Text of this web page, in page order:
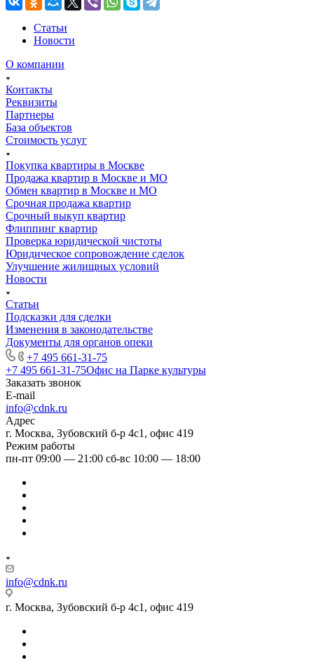
Статьи
Новости
О компании
Контакты
Реквизиты
Партнеры
База объектов
Стоимость услуг
Покупка квартиры в Москве
Продажа квартир в Москве и МО
Обмен квартир в Москве и МО
Срочная продажа квартир
Срочный выкуп квартир
Флиппинг квартир
Проверка юридической чистоты
Юридическое сопровождение сделок
Улучшение жилищных условий
Новости
Статьи
Подсказки для сделки
Изменения в законодательстве
Документы для органов опеки
+7 495 661-31-75
+7 495 661-31-75Офис на Парке культуры
Заказать звонок
E-mail
info@cdnk.ru
Адрес
г. Москва, Зубовский б-р 4с1, офис 419
Режим работы
пн-пт 09:00 — 21:00 сб-вс 10:00 — 18:00
info@cdnk.ru
г. Москва, Зубовский б-р 4с1, офис 419